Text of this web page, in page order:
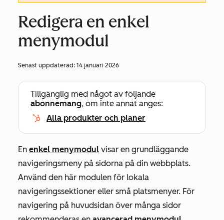
Redigera en enkel
menymodul
Senast uppdaterad: 14 januari 2026
Tillgänglig med något av följande
abonnemang, om inte annat anges:
Alla produkter och planer
En enkel menymodul visar en grundläggande
navigeringsmeny på sidorna på din webbplats.
Använd den här modulen för lokala
navigeringssektioner eller små platsmenyer. För
navigering på huvudsidan över många sidor